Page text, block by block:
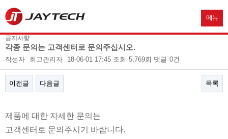
메뉴
공지사항
각종 문의는 고객센터로 문의주십시오.
작성자 최고관리자 18-06-01 17:45 조회 5,769회 댓글 0건
이전글 다음글 목록
제품에 대한 자세한 문의는
고객센터로 문의주시기 바랍니다.